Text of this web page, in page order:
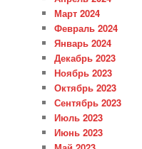
Март 2024
Февраль 2024
Январь 2024
Декабрь 2023
Ноябрь 2023
Октябрь 2023
Сентябрь 2023
Июль 2023
Июнь 2023